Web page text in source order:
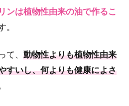
ンは植物性由来の油で作るこ
。
て、 動物性よりも植物性由来
すいし、何よりも健康によさ